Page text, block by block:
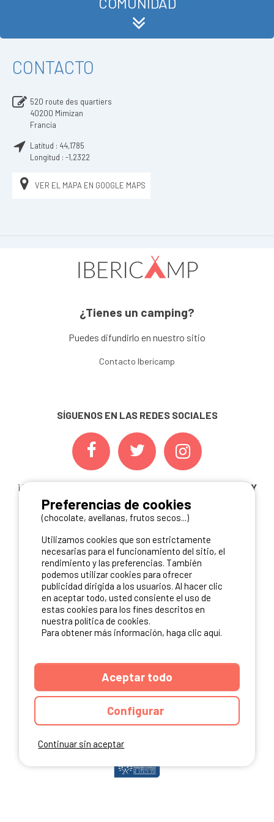
CONTACTO
520 route des quartiers
40200 Mimizan
Francia
Latitud : 44,1785
Longitud : -1,2322
VER EL MAPA EN GOOGLE MAPS
¿Tienes un camping?
Puedes difundirlo en nuestro sitio
Contacto Ibericamp
SÍGUENOS EN LAS REDES SOCIALES
¡ Y NO TE PIERDAS NUESTRAS
OFERTAS, CONCURSOS Y
NOVEDADESINSCRIBIÉNDOTE A NUESTRA
NEWSLETTER!
ME INSCRIBO
NUESTROS PARTNERS
Continuar sin aceptar
Preferencias de cookies
(chocolate, avellanas, frutos secos...)
Utilizamos cookies que son estrictamente
necesarias para el funcionamiento del sitio, el
rendimiento y las preferencias. También
podemos utilizar cookies para ofrecer
publicidad dirigida a los usuarios. Al hacer clic
en aceptar todo, usted consiente el uso de
estas cookies para los fines descritos en
nuestra política de cookies.
Para obtener más información, haga clic aquí.
Aceptar todo
Configurar